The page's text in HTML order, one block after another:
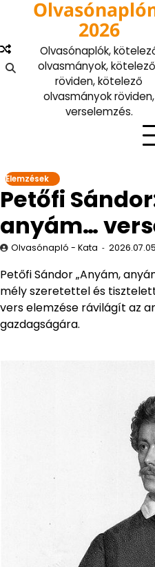
content
2026
Olvasónaplók,
olvasmányok,
röviden, kötelező
olvasmányok röviden,
verselemzés.
Elemzések
Petőfi
anyám…
Olvasónapló - Kata
Petőfi Sándor „Anyám,
mély szeretettel és
vers elemzése rávilágít az
gazdagságára.